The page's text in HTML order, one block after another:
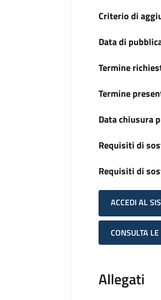
Criterio di
Data di
Termine
Termine
Data chiusura
Requisiti di
Requisiti di
ACCEDI AL
CONSULTA
Allegati